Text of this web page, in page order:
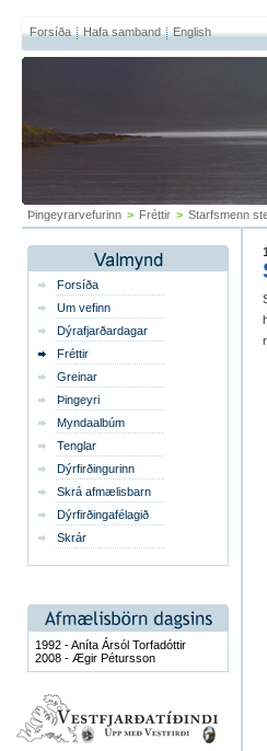
Forsíða Hafa samband English
Þingeyrarvefurinn > Fréttir > Starfsmenn
Forsíða
Um vefinn
Dýrafjarðardagar
Fréttir
Greinar
Þingeyri
Myndaalbúm
Tenglar
Dýrfirðingurinn
Skrá afmælisbarn
Dýrfirðingafélagið
Skrár
1992 - Aníta Ársól Torfadóttir
2008 - Ægir Pétursson